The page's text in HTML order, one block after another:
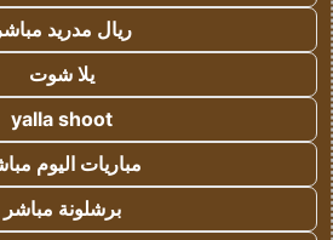
ريال مدريد
يلا شوت
yalla shoot
مباريات اليوم
برشلونة مباشر